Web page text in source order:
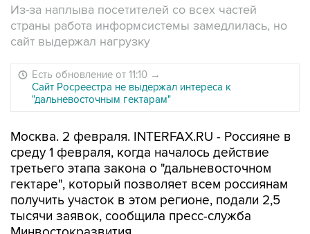
Из-за наплыва посетителей со всех частей
страны работа информсистемы замедлилась, но
сайт выдержал нагрузку
Есть обновление от 11:10 →
Сайт Росреестра не выдержал интереса к
"дальневосточным гектарам"
Москва. 2 февраля. INTERFAX.RU - Россияне в
среду 1 февраля, когда началось действие
третьего этапа закона о "дальневосточном
гектаре", который позволяет всем россиянам
получить участок в этом регионе, подали 2,5
тысячи заявок, сообщила пресс-служба